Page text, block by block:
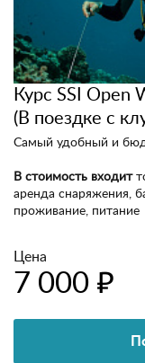
Курс SSI Open
(В поездке с
Самый удобный и
В стоимость входит
аренда снаряжения,
проживание, питание
Цена
7 000 ₽